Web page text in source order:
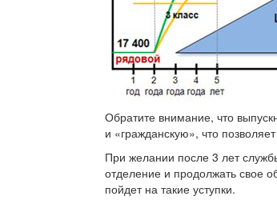
Обратите внимание, что
и «гражданскую», что
При желании после 3 лет
отделение и продолжать свое
пойдет на такие уступки.